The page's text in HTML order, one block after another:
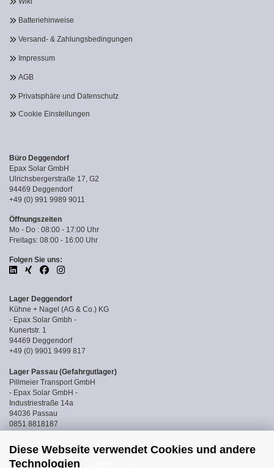
Diese Webseite verwendet Cookies und andere
Technologien
Batteriehinweise
Versand- & Zahlungsbedingungen
Impressum
AGB
Privatsphäre und Datenschutz
Cookie Einstellungen
Büro Deggendorf
Epax Solar GmbH
Ulrichsbergerstraße 17, G2
94469 Deggendorf
+49 (0) 991 9989 9011
Öffnungszeiten
Mo - Do : 08:00 - 17:00 Uhr
Freitags: 08:00 - 16:00 Uhr
Folgen Sie uns:
Lager Deggendorf
Kühne + Nagel (AG & Co.) KG
- Epax Solar Gmbh -
Kunertstr. 1
94469 Deggendorf
+49 (0) 9901 9499 817
Lager Passau (Gefahrgutlager)
Pillmeier Transport GmbH
- Epax Solar GmbH -
Industriestraße 14a
94036 Passau
0851 8818187